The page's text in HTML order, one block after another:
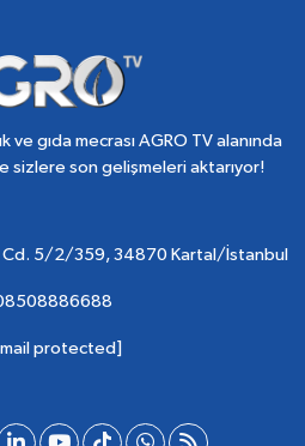
ve gıda mecrası AGRO TV alanında
sizlere son gelişmeleri aktarıyor!
Cd. 5/2/359, 34870 Kartal/İstanbul
protected]